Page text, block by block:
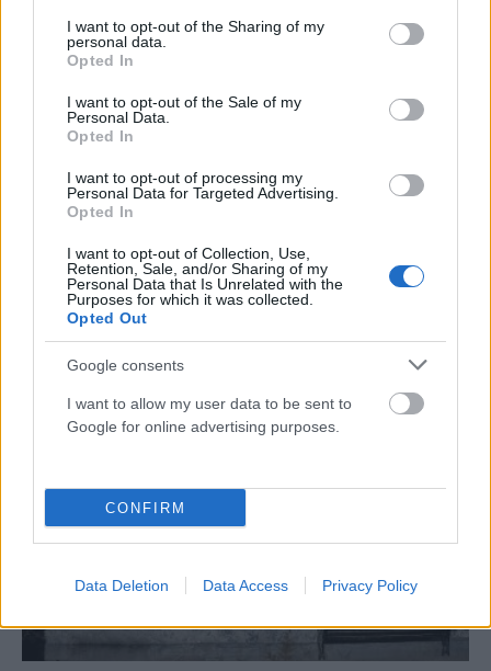
not limited to your visit or usage behaviour. You may click to
grant or deny consent to Google and its third-party tags to
use your data for below specified purposes in below Google
consent section.
I want to opt-out of the Sharing of my
personal data.
Opted In
I want to opt-out of the Sale of my
Personal Data.
Opted In
I want to opt-out of processing my
Personal Data for Targeted Advertising.
Opted In
I want to opt-out of Collection, Use,
Retention, Sale, and/or Sharing of my
Personal Data that Is Unrelated with the
Purposes for which it was collected.
Opted Out
Google consents
I want to allow my user data to be sent to
Google for online advertising purposes.
CONFIRM
Data Deletion Data Access Privacy Policy
Τέλος στις χρονοβόρες διαδικασίες: Οριστική λύση στο
ζήτημα των πινακίδων κυκλοφορίας